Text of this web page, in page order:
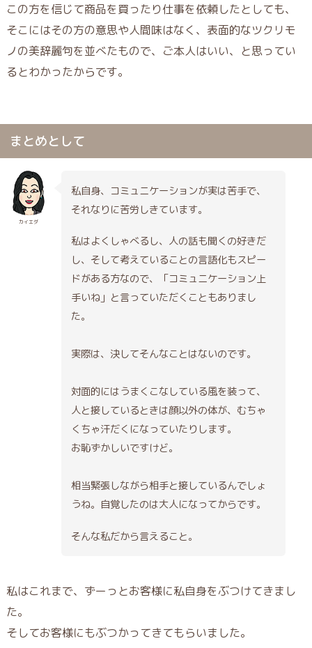
この方を信じて商品を買ったり仕事を依頼したとしても、
そこにはその方の意思や人間味はなく、表面的なツクリモ
ノの美辞麗句を並べたもので、ご本人はいい、と思ってい
るとわかったからです。
まとめとして
カイエダ
私自身、コミュニケーションが実は苦手で、
それなりに苦労しきています。
私はよくしゃべるし、人の話も聞くの好きだ
し、そして考えていることの言語化もスピー
ドがある方なので、「コミュニケーション上
手いね」と言っていただくこともありまし
た。
実際は、決してそんなことはないのです。
対面的にはうまくこなしている風を装って、
人と接しているときは顔以外の体が、むちゃ
くちゃ汗だくになっていたりします。
お恥ずかしいですけど。
相当緊張しながら相手と接しているんでしょ
うね。自覚したのは大人になってからです。
そんな私だから言えること。
私はこれまで、ずーっとお客様に私自身をぶつけてきまし
た。
そしてお客様にもぶつかってきてもらいました。